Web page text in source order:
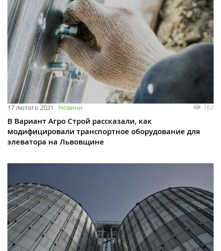
17 лютого 2021 Новини 162
В Вариант Агро Строй рассказали, как
модифицировали транспортное оборудование для
элеватора на Львовщине